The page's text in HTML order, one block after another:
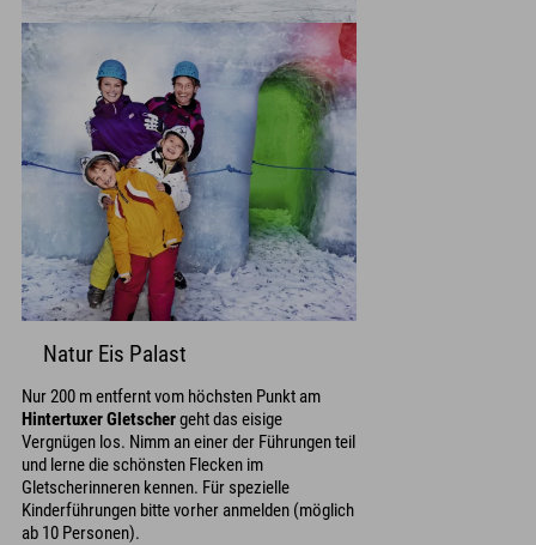
Natur Eis Palast
Nur 200 m entfernt vom höchsten Punkt am
Hintertuxer Gletschergeht das eisige
Vergnügen los. Nimm an einer der Führungen teil
und lerne die schönsten Flecken im
Gletscherinneren kennen. Für spezielle
Kinderführungen bitte vorher anmelden (möglich
ab 10 Personen).